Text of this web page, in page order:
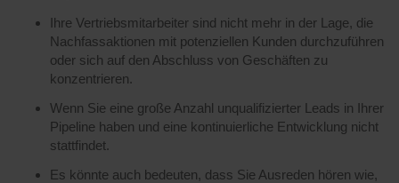
Ihre Vertriebsmitarbeiter sind nicht mehr in der Lage, die
Nachfassaktionen mit potenziellen Kunden durchzuführen
oder sich auf den Abschluss von Geschäften zu
konzentrieren.
Wenn Sie eine große Anzahl unqualifizierter Leads in Ihrer
Pipeline haben und eine kontinuierliche Entwicklung nicht
stattfindet.
Es könnte auch bedeuten, dass Sie Ausreden hören wie,